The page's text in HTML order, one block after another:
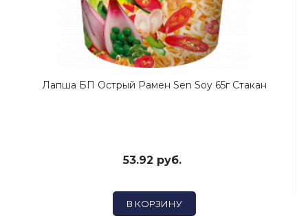
Лапша БП Острый Рамен Sen Soy 65г Стакан
53.92 руб.
В КОРЗИНУ